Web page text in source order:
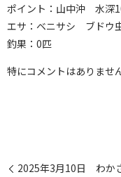
ポイント：山中沖 水深
エサ：ベニサシ ブドウ
釣果：0匹
特にコメントはありませ
2025年3月10日 わか